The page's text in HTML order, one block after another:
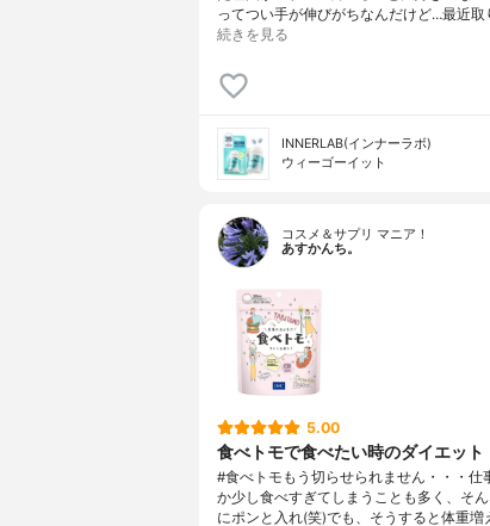
ってつい手が伸びがちなんだけど…最近
続きを見る
INNERLAB(インナーラボ)
ウィーゴーイット
コスメ＆サプリ マニア！
あすかんち。
5.00
食べトモで食べたい時のダイエット
#食べトモもう切らせられません・・・仕
か少し食べすぎてしまうことも多く、そ
にポンと入れ(笑)でも、そうすると体重